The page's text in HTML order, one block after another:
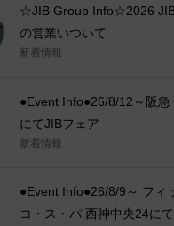
☆JIB Group Info☆2026
の営業いついて
新着情報
●Event Info●26/8/12～阪
にてJIBフェア
新着情報
●Event Info●26/8/9～ フィ
コ・ス・パ 西神中央24に